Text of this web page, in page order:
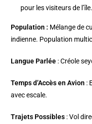
pour les visiteurs de l’île.
Population : Mélange de
indienne. Population
Langue Parlée : Créole
Temps d’Accès en Avion :
avec escale.
Trajets Possibles : Vol